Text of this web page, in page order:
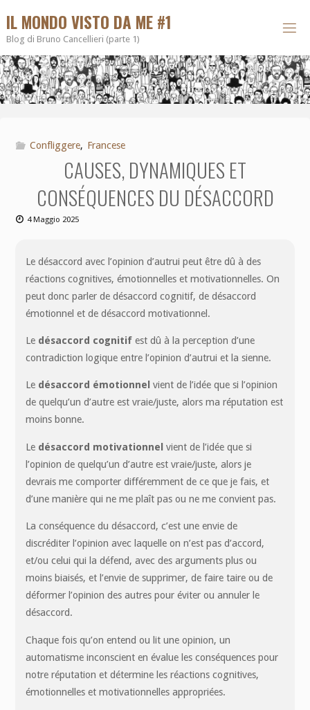
IL MONDO VISTO DA ME #1
Blog di Bruno Cancellieri (parte 1)
Confliggere, Francese
CAUSES, DYNAMIQUES ET
CONSÉQUENCES DU DÉSACCORD
4 Maggio 2025
Le désaccord avec l’opinion d’autrui peut être dû à des
réactions cognitives, émotionnelles et motivationnelles. On
peut donc parler de désaccord cognitif, de désaccord
émotionnel et de désaccord motivationnel.
Le désaccord cognitif est dû à la perception d’une
contradiction logique entre l’opinion d’autrui et la sienne.
Le désaccord émotionnel vient de l’idée que si l’opinion
de quelqu’un d’autre est vraie/juste, alors ma réputation est
moins bonne.
Le désaccord motivationnel vient de l’idée que si
l’opinion de quelqu’un d’autre est vraie/juste, alors je
devrais me comporter différemment de ce que je fais, et
d’une manière qui ne me plaît pas ou ne me convient pas.
La conséquence du désaccord, c’est une envie de
discréditer l’opinion avec laquelle on n’est pas d’accord,
et/ou celui qui la défend, avec des arguments plus ou
moins biaisés, et l’envie de supprimer, de faire taire ou de
déformer l’opinion des autres pour éviter ou annuler le
désaccord.
Chaque fois qu’on entend ou lit une opinion, un
automatisme inconscient en évalue les conséquences pour
notre réputation et détermine les réactions cognitives,
émotionnelles et motivationnelles appropriées.